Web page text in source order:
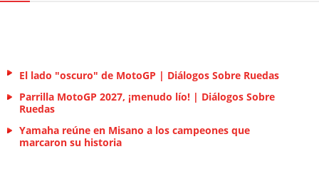
El lado "oscuro" de MotoGP | Diálogos Sobre Ruedas
Parrilla MotoGP 2027, ¡menudo lío! | Diálogos Sobre
Ruedas
Yamaha reúne en Misano a los campeones que
marcaron su historia